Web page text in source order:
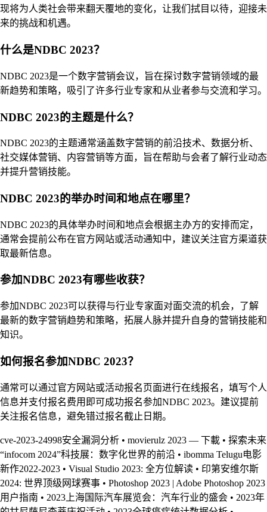
现将为人类社会带来翻天覆地的变化，让我们拭目以待，迎接未
来的挑战和机遇。
什么是NDBC 2023？
NDBC 2023是一个数字营销会议，旨在探讨数字营销领域的最
新趋势和策略，吸引了许多行业专家和从业者参与交流和学习。
NDBC 2023的主题是什么？
NDBC 2023的主题通常涵盖数字营销的前沿技术、数据分析、
社交媒体营销、内容营销等方面，旨在帮助与会者了解行业动态
并提升营销技能。
NDBC 2023的举办时间和地点在哪里？
NDBC 2023的具体举办时间和地点会根据主办方的安排而定，
通常会提前公布在官方网站或活动通知中，建议关注官方渠道获
取最新信息。
参加NDBC 2023有哪些收获？
参加NDBC 2023可以获得与行业专家面对面交流的机会，了解
最新的数字营销趋势和策略，拓展人脉并提升自身的营销技能和
知识。
如何报名参加NDBC 2023？
通常可以通过官方网站或活动报名页面进行在线报名，填写个人
信息并支付报名费用即可成功报名参加NDBC 2023。建议提前
关注报名信息，避免错过报名截止日期。
cve-2023-24998安全漏洞分析 • movierulz 2023 — 下載 • 探索未来
“infocom 2024”科技展：数字化世界的前沿 • ibomma Telugu电影
新作2022-2023 • Visual Studio 2023: 全方位解读 • 印第安维尔斯
2024: 世界顶级网球赛事 • Photoshop 2023 | Adobe Photoshop 2023
用户指南 • 2023上海国际汽车展览会：汽车行业的盛会 • 2023年